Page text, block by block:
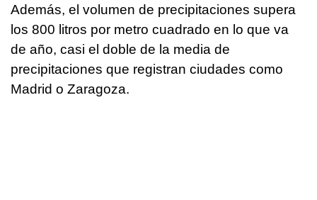
Además, el volumen de precipitaciones supera
los 800 litros por metro cuadrado en lo que va
de año, casi el doble de la media de
precipitaciones que registran ciudades como
Madrid o Zaragoza.